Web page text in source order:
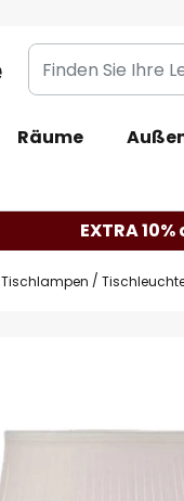
Finden
Sie
Leuchte...
Räume
EXTRA
Tischlampen